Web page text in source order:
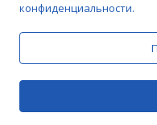
Сайт университета
© 2025
конфиденциальности.